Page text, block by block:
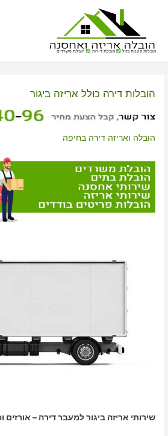
הובלות קטנות בזול הובלת דירות הובלת משרדים
הובלות דירה כולל אריזה ביגור
הובלה ואריזה דירה בחיפה
שירותי אריזה ביגור למעבר דירה – אורזים